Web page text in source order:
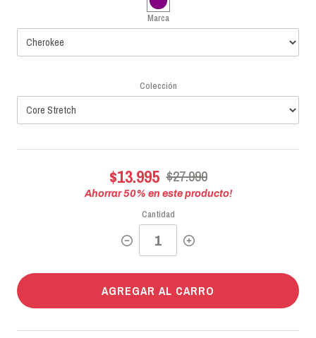
Marca
Colección
$13.995 $27.990
Ahorrar50% en este producto!
Cantidad
AGREGAR AL CARRO